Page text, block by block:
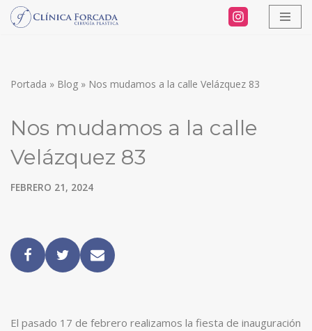
Portada » Blog » Nos mudamos a la calle Velázquez 83
Nos mudamos a la calle
Velázquez 83
FEBRERO 21, 2024
El pasado 17 de febrero realizamos la fiesta de inauguración